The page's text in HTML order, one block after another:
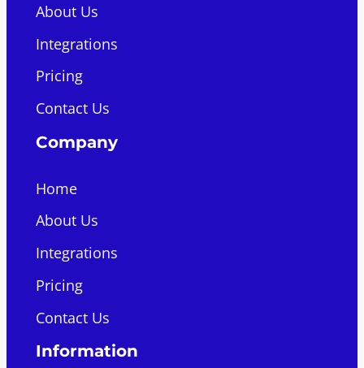
About Us
Integrations
Pricing
Contact Us
Company
Home
About Us
Integrations
Pricing
Contact Us
Information